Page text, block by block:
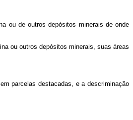
ou de outros depósitos minerais de onde
ou outros depósitos minerais, suas áreas
parcelas destacadas, e a descriminação